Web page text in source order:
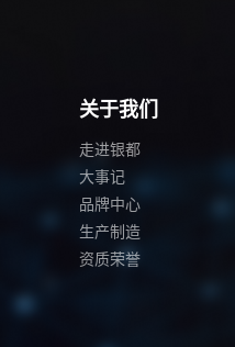
关于我们
走进银都
大事记
品牌中心
生产制造
资质荣誉